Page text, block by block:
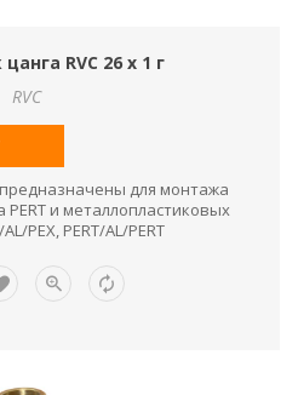
RVC 26 х 1 г
RVC
для монтажа
PERT и металлопластиковых
PEX, PERT/AL/PERT